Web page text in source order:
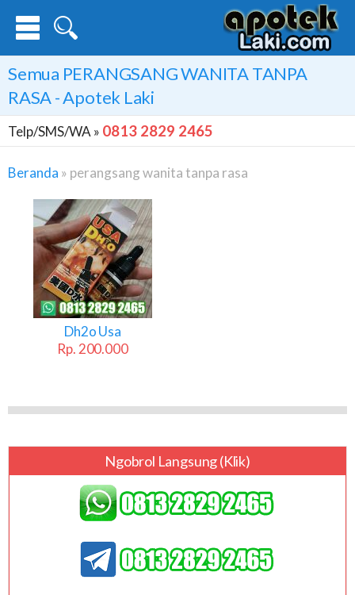
Semua PERANGSANG WANITA TANPA
RASA- Apotek Laki
Telp/SMS/WA » 0813 2829 2465
Beranda » perangsang wanita tanpa rasa
Perangsang
Wanita
Tanpa
Dh2o Usa
Rp. 200.000
Ngobrol Langsung (klik)